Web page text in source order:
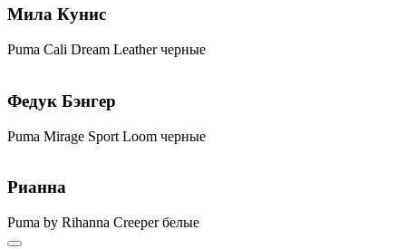
Мила Кунис
Puma Cali Dream Leather черные
Федук Бэнгер
Puma Mirage Sport Loom черные
Рианна
Puma by Rihanna Creeper белые